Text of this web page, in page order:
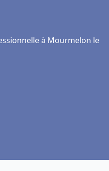
à Mourmelon le